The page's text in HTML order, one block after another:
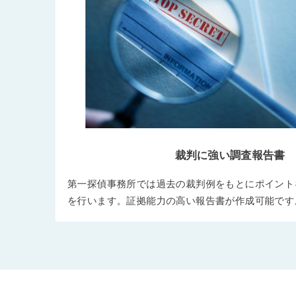
裁判に強い調査報告書
第一探偵事務所では過去の裁判例をもとにポイン
を行います。証拠能力の高い報告書が作成可能です